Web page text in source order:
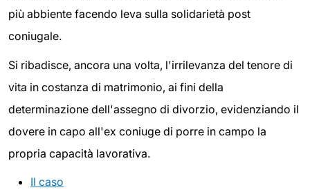
più abbiente facendo leva sulla solidarietà post
coniugale.
Si ribadisce, ancora una volta, l'irrilevanza del tenore di
vita in costanza di matrimonio, ai fini della
determinazione dell'assegno di divorzio, evidenziando il
dovere in capo all'ex coniuge di porre in campo la
propria capacità lavorativa.
Il caso